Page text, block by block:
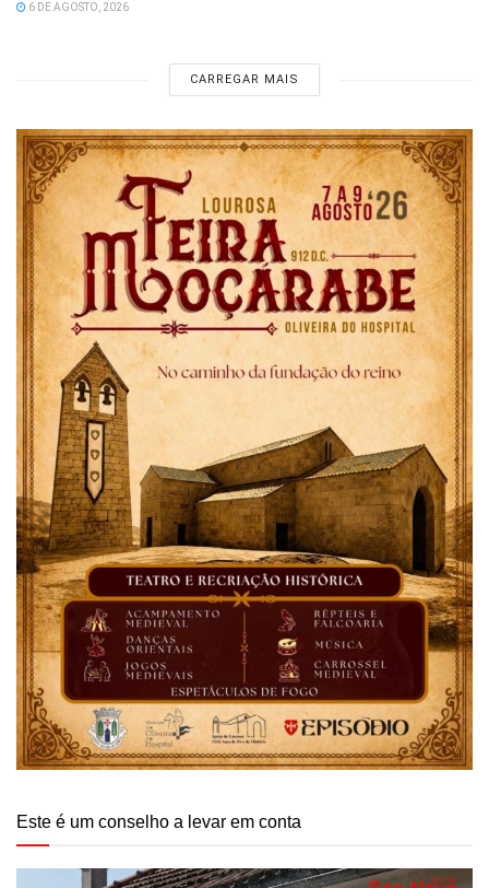
6 DE AGOSTO, 2026
CARREGAR MAIS
Este é um conselho a levar em conta